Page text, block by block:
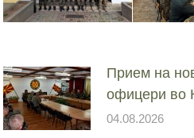
Прием на
офицери во
04.08.2026